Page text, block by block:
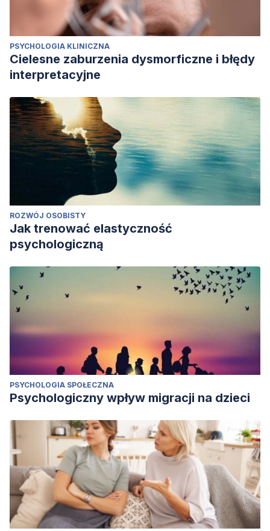
PSYCHOLOGIA KLINICZNA
Cielesne zaburzenia dysmorficzne i błędy
interpretacyjne
ROZWÓJ OSOBISTY
Jak trenować elastyczność
psychologiczną
PSYCHOLOGIA SPOŁECZNA
Psychologiczny wpływ migracji na dzieci